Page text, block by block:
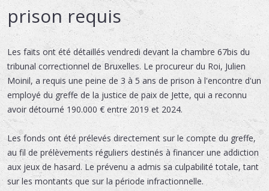
prison requis
Les faits ont été détaillés vendredi devant la chambre 67bis du
tribunal correctionnel de Bruxelles. Le procureur du Roi, Julien
Moinil, a requis une peine de 3 à 5 ans de prison à l'encontre d'un
employé du greffe de la justice de paix de Jette, qui a reconnu
avoir détourné 190.000 € entre 2019 et 2024.
Les fonds ont été prélevés directement sur le compte du greffe,
au fil de prélèvements réguliers destinés à financer une addiction
aux jeux de hasard. Le prévenu a admis sa culpabilité totale, tant
sur les montants que sur la période infractionnelle.